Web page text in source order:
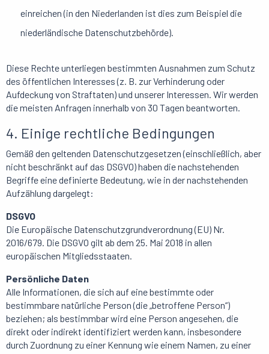
einreichen (in den Niederlanden ist dies zum Beispiel die
niederländische Datenschutzbehörde).
Diese Rechte unterliegen bestimmten Ausnahmen zum Schutz
des öffentlichen Interesses (z. B. zur Verhinderung oder
Aufdeckung von Straftaten) und unserer Interessen. Wir werden
die meisten Anfragen innerhalb von 30 Tagen beantworten.
4. Einige rechtliche Bedingungen
Gemäß den geltenden Datenschutzgesetzen (einschließlich, aber
nicht beschränkt auf das DSGVO) haben die nachstehenden
Begriffe eine definierte Bedeutung, wie in der nachstehenden
Aufzählung dargelegt:
DSGVO
Die Europäische Datenschutzgrundverordnung (EU) Nr.
2016/679. Die DSGVO gilt ab dem 25. Mai 2018 in allen
europäischen Mitgliedsstaaten.
Persönliche Daten
Alle Informationen, die sich auf eine bestimmte oder
bestimmbare natürliche Person (die „betroffene Person“)
beziehen; als bestimmbar wird eine Person angesehen, die
direkt oder indirekt identifiziert werden kann, insbesondere
durch Zuordnung zu einer Kennung wie einem Namen, zu einer